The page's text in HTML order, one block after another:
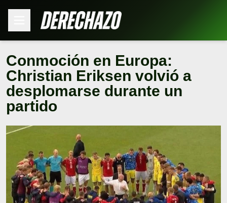
Conmoción en Europa:
Christian Eriksen volvió a
desplomarse durante un
partido